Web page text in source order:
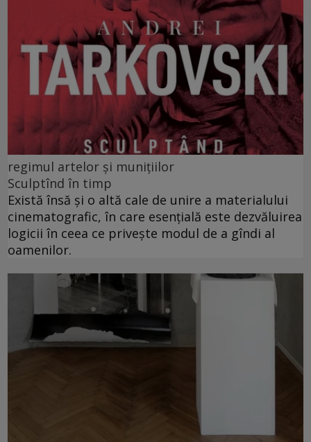
regimul artelor și munițiilor
Sculptînd în timp
Există însă şi o altă cale de unire a materialului
cinematografic, în care esenţială este dezvăluirea
logicii în ceea ce privește modul de a gîndi al
oamenilor.